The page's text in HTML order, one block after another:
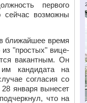
первого
возможны
ближайшее время
из "простых" вице-
вакантным. Он
им кандидата на
согласия со
января вынесет
что на